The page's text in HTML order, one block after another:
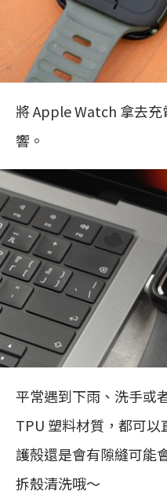
將 Apple Watch 拿去
響。
平常遇到下雨、洗手或
TPU 塑料材質，都可
護殻還是會有隙縫可能
拆殼清洗哦～